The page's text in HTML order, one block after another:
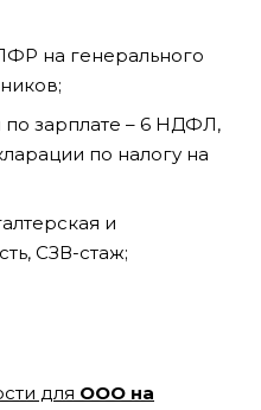
на генерального
по зарплате – 6 НДФЛ,
по налогу на
и
СЗВ-стаж;
для ООО на